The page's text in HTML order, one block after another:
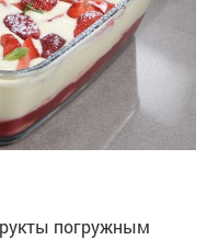
погружным